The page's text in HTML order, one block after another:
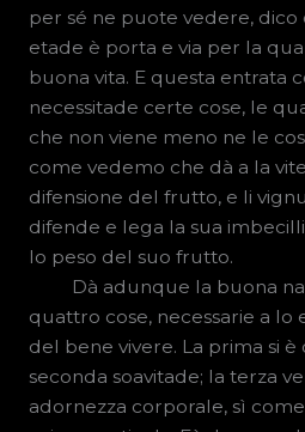
per sé ne puote vedere,
etade è porta e via per la
buona vita. E questa entrata
necessitade certe cose, le
che non viene meno ne le
come vedemo che dà a la
difensione del frutto, e li
difende e lega la sua
lo peso del suo frutto.
Dà adunque la buona
quattro cose, necessarie a lo
del bene vivere. La prima si è
seconda soavitade; la terza
adornezza corporale, sì